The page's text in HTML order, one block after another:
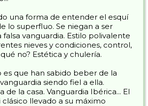
una forma de entender el esquí
lo superfluo. Se niegan a ser
vanguardia. Estilo polivalente
nieves y condiciones, control,
no? Estética y chulería.
que han sabido beber de la
siendo fiel a ella.
de la casa. Vanguardia Ibérica... El
clásico llevado a su máximo